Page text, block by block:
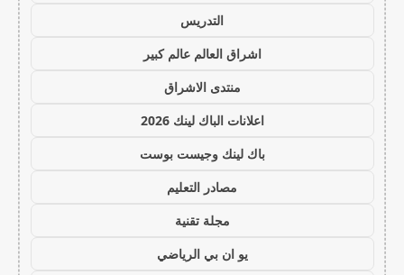
التدريس
اشراق العالم عالم كبير
منتدى الاشراق
اعلانات الباك لينك 2026
باك لينك وجيست بوست
مصادر التعليم
مجلة تقنية
يو ان بي الرياضي